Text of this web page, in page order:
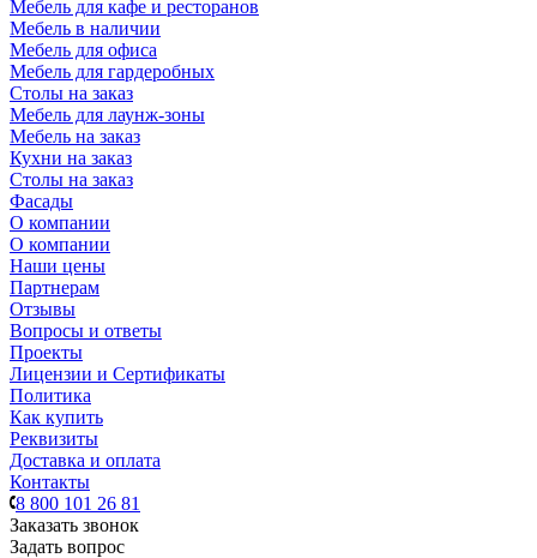
Мебель для кафе и ресторанов
Мебель в наличии
Мебель для офиса
Мебель для гардеробных
Столы на заказ
Мебель для лаунж-зоны
Мебель на заказ
Кухни на заказ
Столы на заказ
Фасады
О компании
О компании
Наши цены
Партнерам
Отзывы
Вопросы и ответы
Проекты
Лицензии и Сертификаты
Политика
Как купить
Реквизиты
Доставка и оплата
Контакты
8 800 101 26 81
Заказать звонок
Задать вопрос